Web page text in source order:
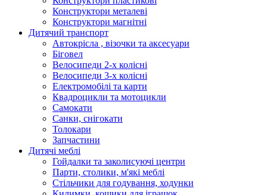
Конструктори металеві
Конструктори магнітні
Дитячий транспорт
Автокрісла , візочки та аксесуари
Біговел
Велосипеди 2-х колісні
Велосипеди 3-х колісні
Електромобілі та карти
Квадроцикли та мотоцикли
Самокати
Санки, снігокати
Толокари
Запчастини
Дитячі меблі
Гойдалки та заколисуючі центри
Парти, столики, м'які меблі
Стільчики для годування, ходунки